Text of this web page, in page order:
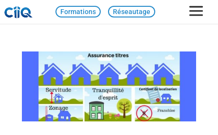
Formations Réseautage